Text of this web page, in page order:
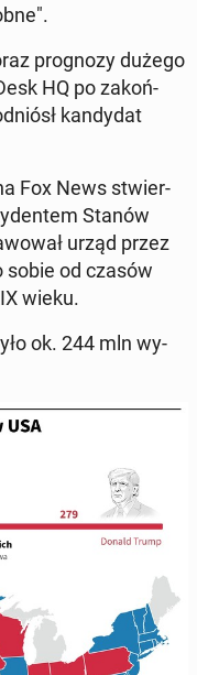
pro­gno­zy dużego
HQ po za­koń­
kan­dy­dat
Fox News stwier­
Stanów
urząd przez
od czasów
wieku.
ok. 244 mln wy­